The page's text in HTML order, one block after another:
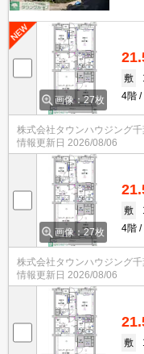
画像：27枚
敷
4階
株式会社タウンハウジング
情報更新日 2026/08/06
画像：27枚
敷
4階
株式会社タウンハウジング
情報更新日 2026/08/06
敷